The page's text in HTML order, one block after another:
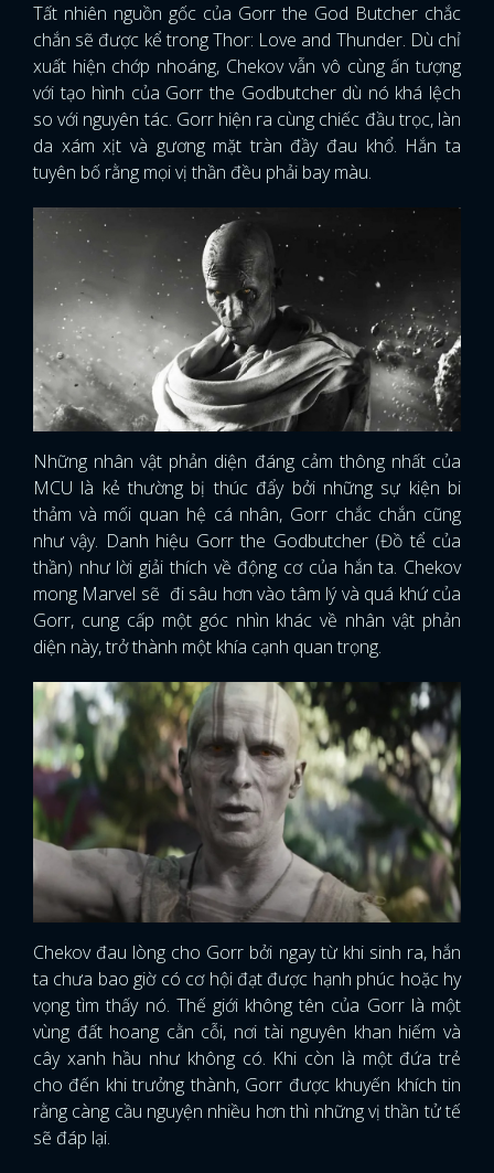
Tất nhiên nguồn gốc của Gorr the God Butcher chắc
chắn sẽ được kể trong Thor: Love and Thunder. Dù chỉ
xuất hiện chớp nhoáng, Chekov vẫn vô cùng ấn tượng
với tạo hình của Gorr the Godbutcher dù nó khá lệch
so với nguyên tác. Gorr hiện ra cùng chiếc đầu trọc, làn
da xám xịt và gương mặt tràn đầy đau khổ. Hắn ta
tuyên bố rằng mọi vị thần đều phải bay màu.
Những nhân vật phản diện đáng cảm thông nhất của
MCU là kẻ thường bị thúc đẩy bởi những sự kiện bi
thảm và mối quan hệ cá nhân, Gorr chắc chắn cũng
như vậy. Danh hiệu Gorr the Godbutcher (Đồ tể của
thần) như lời giải thích về động cơ của hắn ta. Chekov
mong Marvel sẽ đi sâu hơn vào tâm lý và quá khứ của
Gorr, cung cấp một góc nhìn khác về nhân vật phản
diện này, trở thành một khía cạnh quan trọng.
Chekov đau lòng cho Gorr bởi ngay từ khi sinh ra, hắn
ta chưa bao giờ có cơ hội đạt được hạnh phúc hoặc hy
vọng tìm thấy nó. Thế giới không tên của Gorr là một
vùng đất hoang cằn cỗi, nơi tài nguyên khan hiếm và
cây xanh hầu như không có. Khi còn là một đứa trẻ
cho đến khi trưởng thành, Gorr được khuyến khích tin
rằng càng cầu nguyện nhiều hơn thì những vị thần tử tế
sẽ đáp lại.